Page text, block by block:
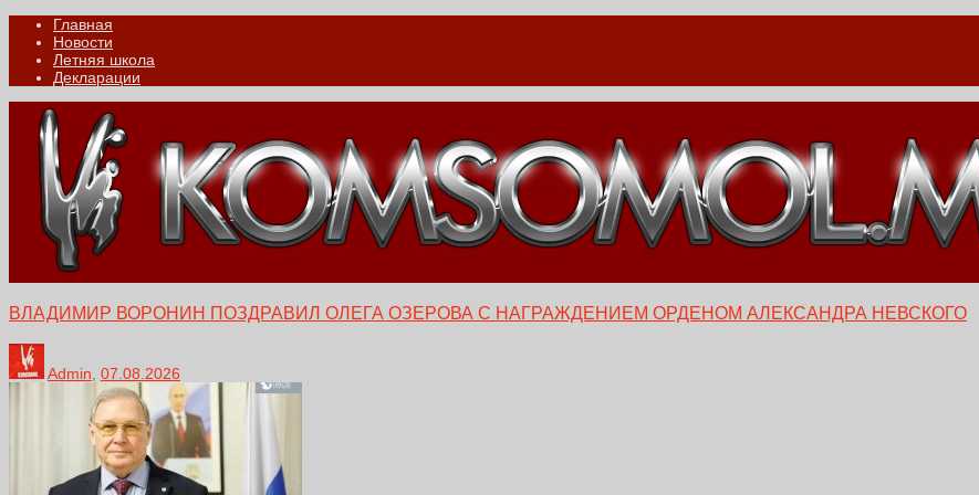
Главная
Новости
Летняя школа
Декларации
ВЛАДИМИР ВОРОНИН ПОЗДРАВИЛ ОЛЕГА ОЗЕРОВА С НАГРАЖДЕНИЕМ ОРДЕНОМ АЛЕКСАНДРА НЕВСКОГО
Admin 07.08.2026